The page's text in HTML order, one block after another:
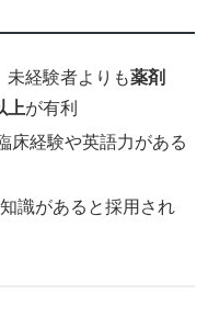
未経験者よりも薬剤
上が有利
床経験や英語力がある
識があると採用され